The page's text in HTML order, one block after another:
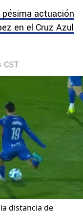
pésima actuación
en el Cruz Azul
CST
distancia de